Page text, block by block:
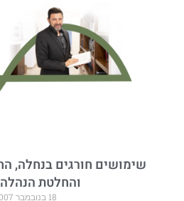
והחלטת הנהלה 1955
18 בנובמבר 2007